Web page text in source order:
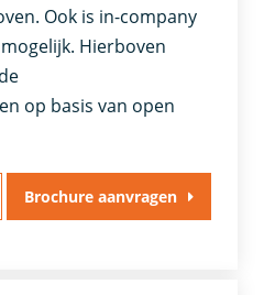
Ook is in-company
Hierboven
op basis van open
Brochure aanvragen